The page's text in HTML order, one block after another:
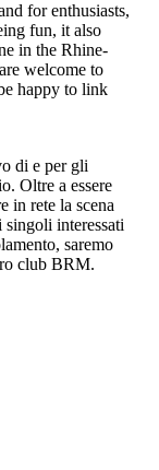
for enthusiasts,
fun, it also
in the Rhine-
welcome to
happy to link
di e per gli
Oltre a essere
in rete la scena
interessati
saremo
club BRM.